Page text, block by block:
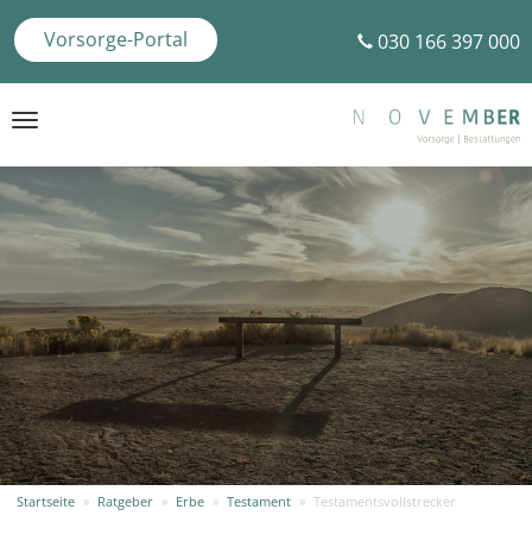
030 166 397 000
Vorsorge-Portal
Toggle
Startseite » Ratgeber » Erbe » Testament » Testamentsvollstrecker